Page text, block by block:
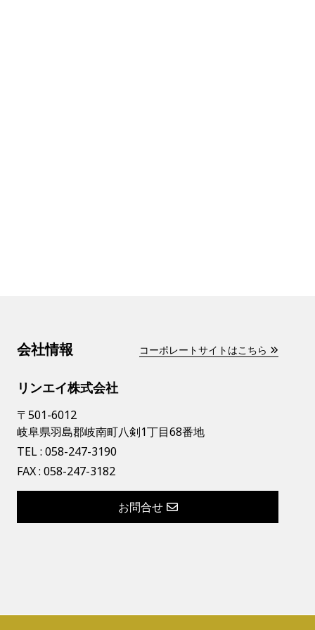
会社情報 コーポレートサイトはこちら
リンエイ株式会社
〒501-6012
岐阜県羽島郡岐南町八剣1丁目68番地
TEL : 058-247-3190
FAX : 058-247-3182
お問合せ